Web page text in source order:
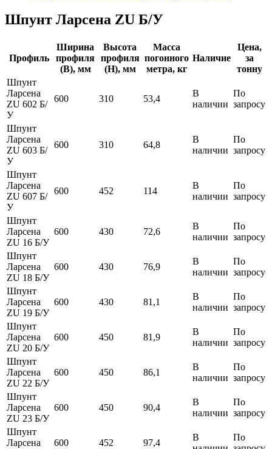
Шпунт Ларсена ZU Б/У
Профиль
Ширина
профиля
(В), мм
Высота
профиля
(Н), мм
Масса
погонного
метра, кг
Наличие
Цена,
за
тонну
Шпунт
Ларсена
ZU 602 Б/
У
600 310 53,4
В
наличии
По
запросу
Шпунт
Ларсена
ZU 603 Б/
У
600 310 64,8
В
наличии
По
запросу
Шпунт
Ларсена
ZU 607 Б/
У
600 452 114
В
наличии
По
запросу
Шпунт
Ларсена
ZU 16 Б/У
600 430 72,6
В
наличии
По
запросу
Шпунт
Ларсена
ZU 18 Б/У
600 430 76,9
В
наличии
По
запросу
Шпунт
Ларсена
ZU 19 Б/У
600 430 81,1
В
наличии
По
запросу
Шпунт
Ларсена
ZU 20 Б/У
600 450 81,9
В
наличии
По
запросу
Шпунт
Ларсена
ZU 22 Б/У
600 450 86,1
В
наличии
По
запросу
Шпунт
Ларсена
ZU 23 Б/У
600 450 90,4
В
наличии
По
запросу
Шпунт
Ларсена
600 452 97,4
В
По